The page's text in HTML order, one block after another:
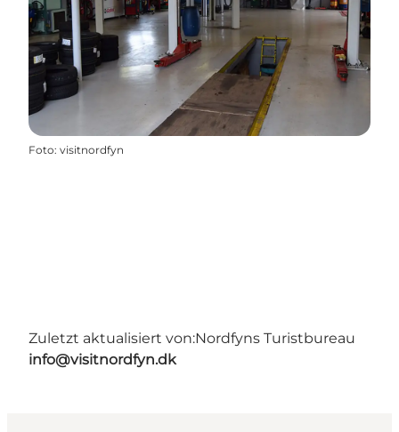
Foto: visitnordfyn
Zuletzt aktualisiert von:Nordfyns Turistbureau
info@visitnordfyn.dk